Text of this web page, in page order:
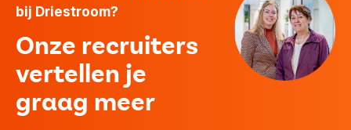
bij Driestroom?
Onze recruiters
vertellen je
graag meer